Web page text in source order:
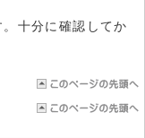
十分に確認してか